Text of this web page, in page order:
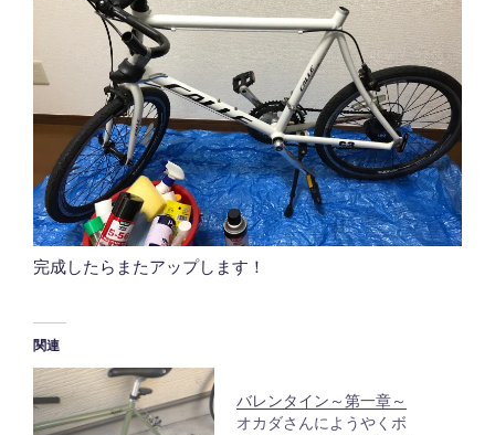
完成したらまたアップします！
関連
バレンタイン～第一章～
オカダさんにようやくボ